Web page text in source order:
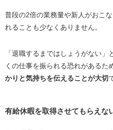
普段の2倍の業務量や新人がおこ
れることも少なくありません。
「退職するまではしょうがない
くの仕事を振られる恐れがあるた
かりと気持ちを伝えることが大切
有給休暇を取得させてもらえな